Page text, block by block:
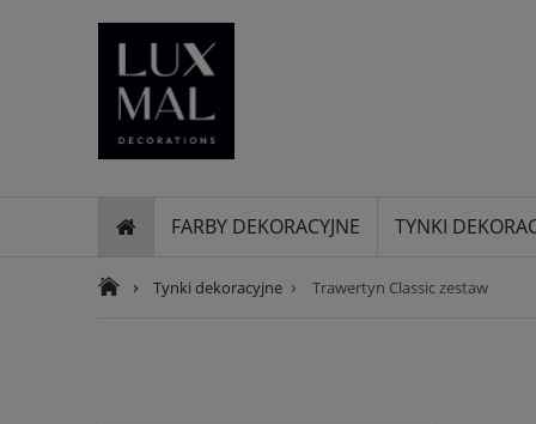
FARBY DEKORACYJNE TYNKI
› Tynki dekoracyjne › Trawertyn Classic zestaw